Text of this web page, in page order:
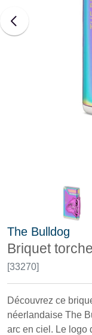
The Bulldog
Briquet
[33270]
Découvrez ce
néerlandaise The
arc en ciel. Le logo